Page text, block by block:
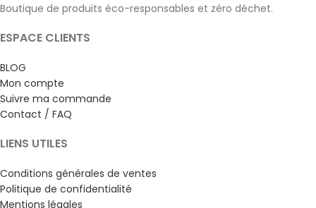
Boutique de produits éco-responsables et zéro déchet.
ESPACE CLIENTS
BLOG
Mon compte
Suivre ma commande
Contact / FAQ
LIENS UTILES
Conditions générales de ventes
Politique de confidentialité
Mentions légales